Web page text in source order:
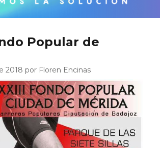
Popular de
2018 por Floren Encinas